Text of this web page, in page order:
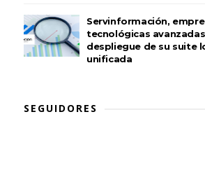
Servinformación,
tecnológicas
despliegue de su suite
unificada
SEGUIDORES